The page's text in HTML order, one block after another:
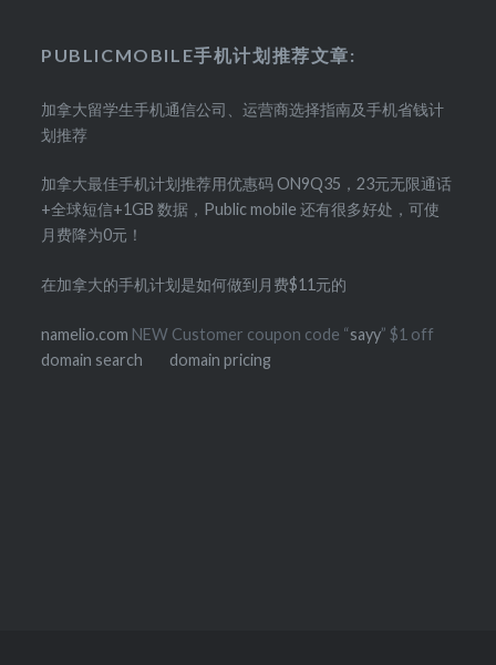
PUBLICMOBILE手机计划推荐文章:
加拿大留学生手机通信公司、运营商选择指南及手机省钱计
划推荐
加拿大最佳手机计划推荐用优惠码 ON9Q35，23元无限通话
+全球短信+1GB 数据，Public mobile 还有很多好处，可使
月费降为0元！
在加拿大的手机计划是如何做到月费$11元的
namelio.com NEW Customer coupon code “sayy” $1 off
domain search
domain pricing